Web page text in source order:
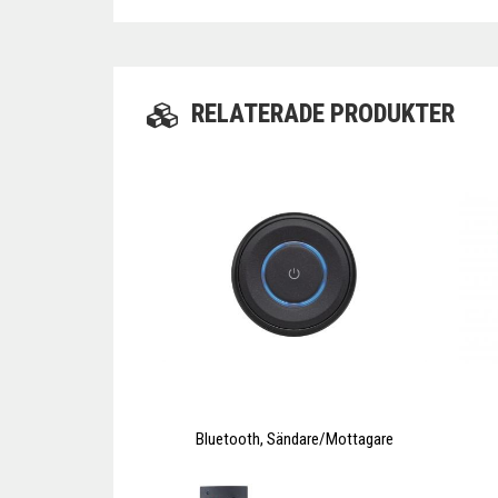
RELATERADE PRODUKTER
Bluetooth, Sändare/Mottagare